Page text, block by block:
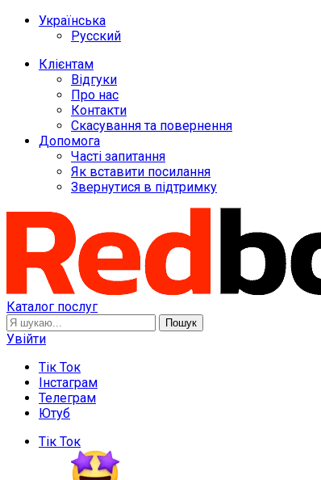
Українська
Русский
Клієнтам
Відгуки
Про нас
Контакти
Скасування та повернення
Допомога
Часті запитання
Як вставити посилання
Звернутися в підтримку
Каталог послуг
Пошук
Увійти
Тік Ток
Інстаграм
Телеграм
Ютуб
Тік Ток